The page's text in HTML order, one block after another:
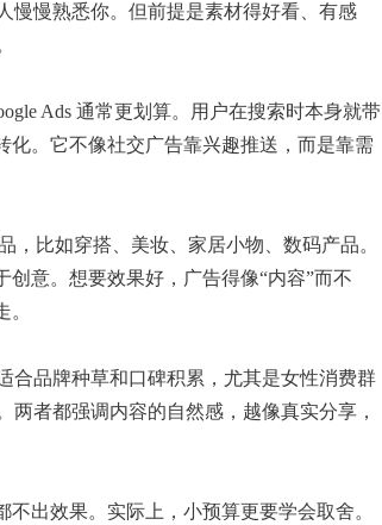
慢慢熟悉你。但前提是素材得好看、有感
Ads 通常更划算。用户在搜索时本身就带
。它不像社交广告靠兴趣推送，而是靠需
比如穿搭、美妆、家居小物、数码产品。
意。想要效果好，广告得像“内容”而不
合品牌种草和口碑积累，尤其是女性消费群
者都强调内容的自然感，越像真实分享，
出效果。实际上，小预算更要学会取舍。